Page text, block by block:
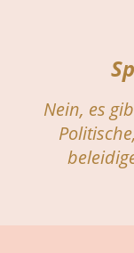
Nein, es